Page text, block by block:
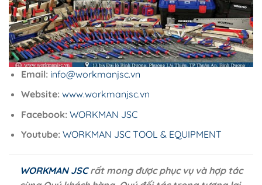
Email: info@workmanjsc.vn
Website: www.workmanjsc.vn
Facebook: WORKMAN JSC
Youtube: WORKMAN JSC TOOL & EQUIPMENT
WORKMAN JSCrất mong được phục vụ và hợp tác